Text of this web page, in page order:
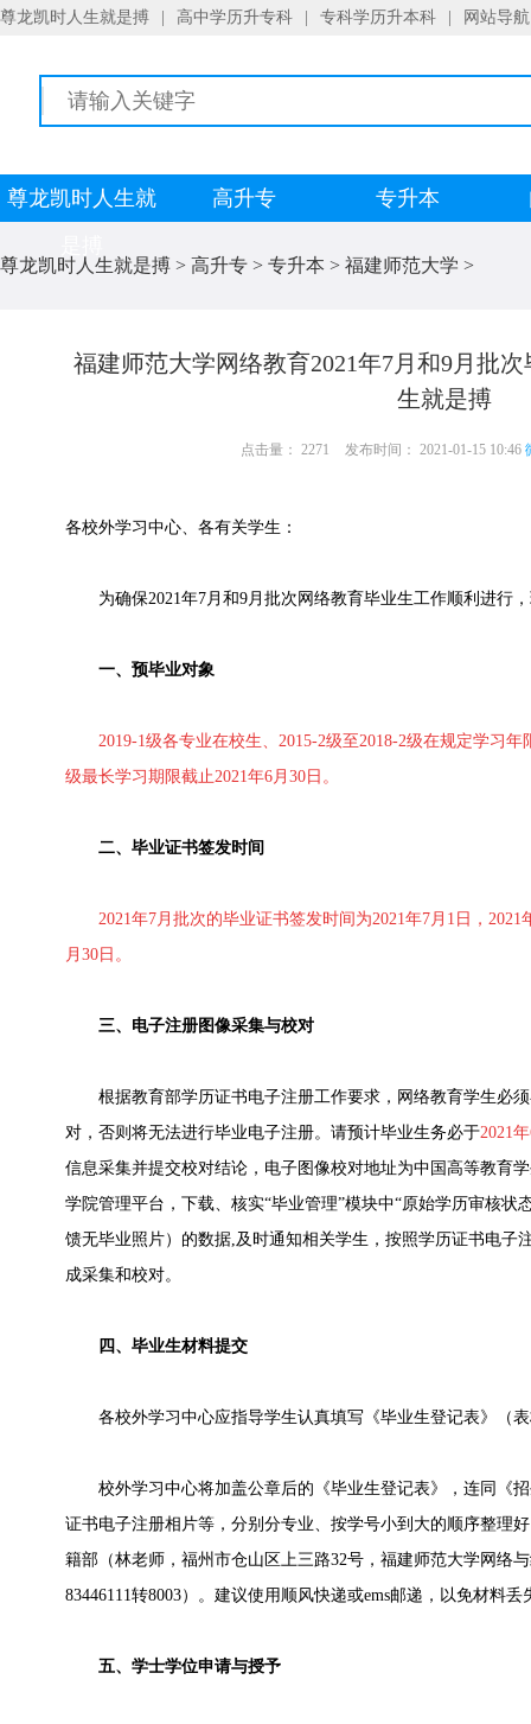
尊龙凯时人生就是搏 高中学历升专科 专科学历升本科 网站导航
尊龙凯时人生就
高升专 专升本
尊龙凯时人生就是搏 > 高升专 > 专升本 > 福建师范大学 >
福建师范大学网络教育2021年7月和9月批
生就是搏
点击量： 2271 发布时间： 2021-01-15 10:46
各校外学习中心、各有关学生：
为确保2021年7月和9月批次网络教育毕业生工作顺利进行
一、预毕业对象
2019-1级各专业在校生、2015-2级至2018-2级在规定学习
级最长学习期限截止2021年6月30日。
二、毕业证书签发时间
2021年7月批次的毕业证书签发时间为2021年7月1日，
月30日。
三、电子注册图像采集与校对
根据教育部学历证书电子注册工作要求，网络教育学生必须
对，否则将无法进行毕业电子注册。请预计毕业生务必于2021
信息采集并提交校对结论，电子图像校对地址为中国高等教育
学院管理平台，下载、核实“毕业管理”模块中“原始学历审核状
馈无毕业照片）的数据,及时通知相关学生，按照学历证书电子
成采集和校对。
四、毕业生材料提交
各校外学习中心应指导学生认真填写《毕业生登记表》（表
校外学习中心将加盖公章后的《毕业生登记表》，连同《招
证书电子注册相片等，分别分专业、按学号小到大的顺序整理
籍部（林老师，福州市仓山区上三路32号，福建师范大学网络
83446111转8003）。建议使用顺风快递或ems邮递，以免材料丢
五、学士学位申请与授予